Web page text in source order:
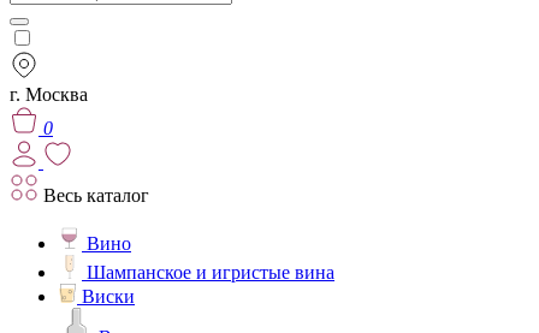
г. Москва
0
Весь каталог
Вино
Шампанское и игристые вина
Виски